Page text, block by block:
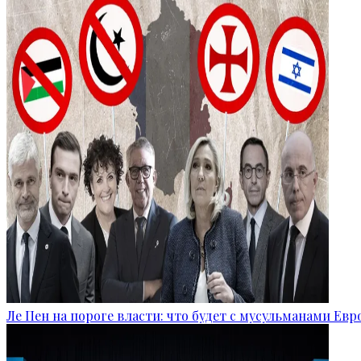
Ле Пен на пороге власти: что будет с мусульманами